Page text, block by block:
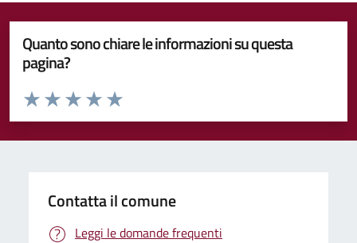
Quanto sono chiare le informazioni su questa
pagina?
Valuta da 1 a 5 stelle la pagina
Valuta 5 stelle su 5
Valuta 4 stelle su 5
Valuta 3 stelle su 5
Valuta 2 stelle su 5
Valuta 1 stelle su 5
Contatta il comune
Leggi le domande frequenti